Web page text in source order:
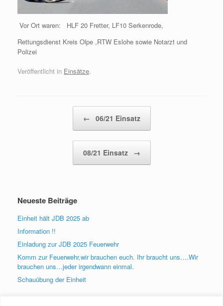
Vor Ort waren: HLF 20 Fretter, LF10 Serkenrode,
Rettungsdienst Kreis Olpe ,RTW Eslohe sowie Notarzt und
Polizei
Veröffentlicht in Einsätze.
← 06/21 Einsatz
08/21 Einsatz →
Neueste Beiträge
Einheit hält JDB 2025 ab
Information !!
Einladung zur JDB 2025 Feuerwehr
Komm zur Feuerwehr,wir brauchen euch. Ihr braucht uns….Wir
brauchen uns…jeder irgendwann einmal.
Schauübung der Einheit